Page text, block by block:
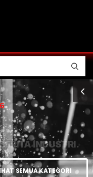
INDUSTRI.
SEMUA KATEGORI